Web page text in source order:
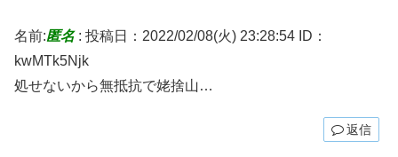
名前:匿名: 投稿日：2022/02/08(火) 23:28:54 ID：
kwMTk5Njk
処せないから無抵抗で姥捨山…
返信